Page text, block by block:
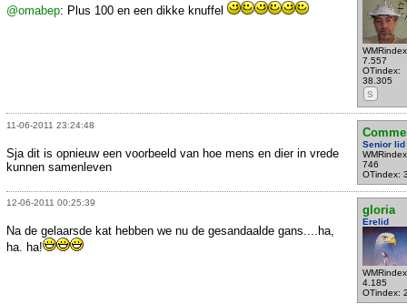
7.557
OTindex:
38.305
S
@omabep: Plus 100 en een dikke knuffel
11-06-2011 23:24:48
Senior lid
746
OTindex:
Sja dit is opnieuw een voorbeeld van hoe mens en dier in vrede
kunnen samenleven
12-06-2011 00:25:39
gloria
Erelid
4.185
OTindex:
Na de gelaarsde kat hebben we nu de gesandaalde gans....ha,
ha. ha!